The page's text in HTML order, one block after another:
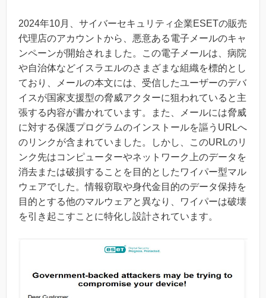
2024年10月、サイバーセキュリティ企業ESETの販売
代理店のアカウントから、悪意ある電子メールのキャ
ンペーンが開始されました。この電子メールは、病院
や自治体などイスラエルのさまざまな組織を標的とし
ており、メールの本文には、受信したユーザーのデバ
イスが国家支援型の脅威アクターに狙われていると主
張する内容が書かれています。また、メールには脅威
に対する保護プログラムのインストールを謳うURLへ
のリンクが含まれていました。しかし、このURLのリ
ンク先はコンピューターやネットワーク上のデータを
消去または破損することを目的としたワイパー型マル
ウェアでした。情報窃取や身代金目的のデータ保持を
目的とする他のマルウェアと異なり、ワイパーは破壊
を引き起こすことに特化し設計されています。